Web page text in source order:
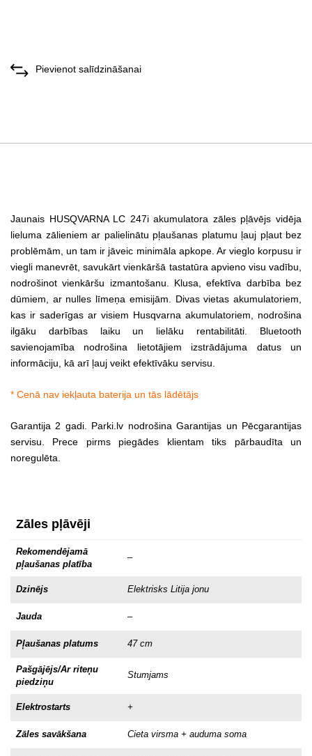
Pievienot salīdzināšanai
Jaunais HUSQVARNA LC 247i akumulatora zāles pļāvējs vidēja
lieluma zālieniem ar palielinātu pļaušanas platumu ļauj pļaut bez
problēmām, un tam ir jāveic minimāla apkope. Ar vieglo korpusu ir
viegli manevrēt, savukārt vienkāršā tastatūra apvieno visu vadību,
nodrošinot vienkāršu izmantošanu. Klusa, efektīva darbība bez
dūmiem, ar nulles līmeņa emisijām. Divas vietas akumulatoriem,
kas ir saderīgas ar visiem Husqvarna akumulatoriem, nodrošina
ilgāku darbības laiku un lielāku rentabilitāti. Bluetooth
savienojamība nodrošina lietotājiem izstrādājuma datus un
informāciju, kā arī ļauj veikt efektīvāku servisu.
* Cenā nav iekļauta baterija un tās lādētājs
Garantija 2 gadi. Parki.lv nodrošina Garantijas un Pēcgarantijas
servisu. Prece pirms piegādes klientam tiks pārbaudīta un
noregulēta.
Zāles pļāvēji
Rekomendējamā
pļaušanas platība
–
Dzinējs Elektrisks Litija jonu
Jauda –
Pļaušanas platums 47 cm
Pašgājējs/Ar riteņu
piedziņu
Stumjams
Elektrostarts +
Zāles savākšana Cieta virsma + auduma soma